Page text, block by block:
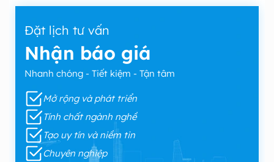
Đặt lịch tư vấn
Nhận báo giá
Nhanh chóng - Tiết kiệm - Tận tâm
Mở rộng và phát triển
Tính chất ngành nghề
Tạo uy tín và niềm tin
Chuyên nghiệp